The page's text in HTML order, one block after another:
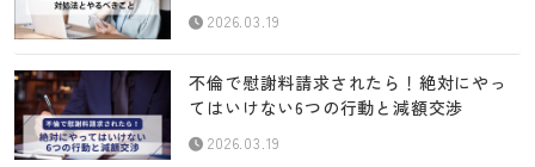
2026.03.19
不倫で慰謝料請求されたら！絶対にやっ
てはいけない6つの行動と減額交渉
2026.03.19